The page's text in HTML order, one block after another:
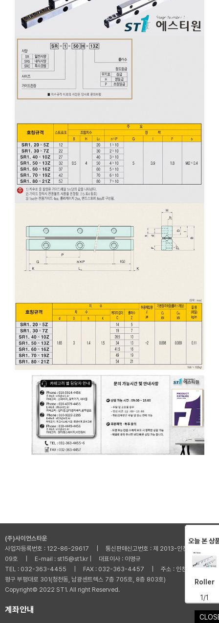
(주)사이언스타운
사업자등록번호 : 122-86-29617 | 통신판매신고번호 : 제 2013-인천부평-001
09호 | E-mail : st15@st1.kr | 대표이사 : 이명규
TEL : 032-363-4455 | FAX : 032-363-4457 | 주소 : 인천광역시 부
평구 부평대로 301(청천동, 남광센트렉스 7층 705호, 8층 803호)
Copyright© 2022 ST1. All right Reserved.
계좌안내
오늘 본 상
Roller
1/1